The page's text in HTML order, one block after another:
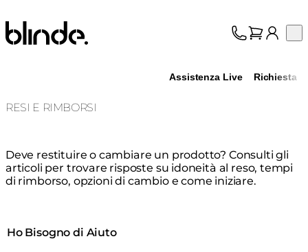
Blinde Design
Assistenza Live Richiesta
RESI E RIMBORSI
Deve restituire o cambiare un prodotto? Consulti gli
articoli per trovare risposte su idoneità al reso, tempi
di rimborso, opzioni di cambio e come iniziare.
Ho Bisogno di Aiuto